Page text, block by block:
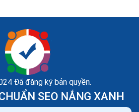
Đã đăng ký bản quyền.
SEO NẮNG XANH